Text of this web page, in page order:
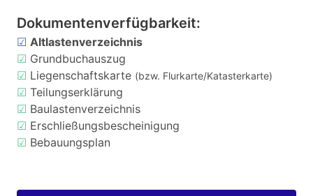
Dokumentenverfügbarkeit:
☑ Altlastenverzeichnis
☑ Grundbuchauszug
☑ Liegenschaftskarte (bzw. Flurkarte/Katasterkarte)
☑ Teilungserklärung
☑ Baulastenverzeichnis
☑ Erschließungsbescheinigung
☑ Bebauungsplan